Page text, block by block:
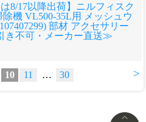
8/17以降出荷】ニルフィスク
機 VL500-35L用 メッシュウ
部材 アクセサリー
き不可・メーカー直送≫
>
10 11 … 30